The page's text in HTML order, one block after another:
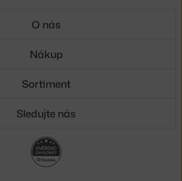
O nás
Nákup
Sortiment
Sledujte nás